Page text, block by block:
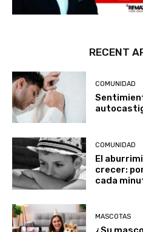
RECENT
COMUNIDAD
COMUNIDAD
El
crecer:
cada
MASCOTAS